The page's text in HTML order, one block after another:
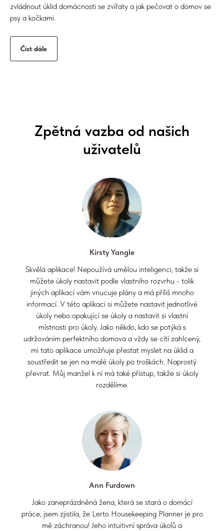
zvládnout úklid domácnosti se zvířaty a jak pečovat o domov se
psy a kočkami.
Číst dále
Zpětná vazba od našich
uživatelů
Kirsty Yangle
Skvělá aplikace! Nepoužívá umělou inteligenci, takže si
můžete úkoly nastavit podle vlastního rozvrhu - tolik
jiných aplikací vám vnucuje plány a má příliš mnoho
informací. V této aplikaci si můžete nastavit jednotlivé
úkoly nebo opakující se úkoly a nastavit si vlastní
místnosti pro úkoly. Jako někdo, kdo se potýká s
udržováním perfektního domova a vždy se cítí zahlcený,
mi tato aplikace umožňuje přestat myslet na úklid a
soustředit se jen na malé úkoly po troškách. Naprostý
převrat. Můj manžel k ní má také přístup, takže si úkoly
rozdělíme.
Ann Furdown
Jako zaneprázdněná žena, která se stará o domácí
práce, jsem zjistila, že Lerto Housekeeping Planner je pro
mě záchranou! Jeho intuitivní správa úkolů a